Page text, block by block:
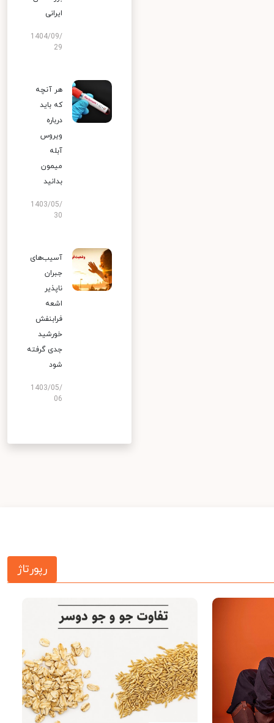
ایرانی
1404/09/
29
هر آنچه
که باید
درباره
ویروس
آبله
میمون
بدانید
1403/05/
30
آسیب‌های
جبران
ناپذیر
اشعه
فرابنفش
خورشید
جدی گرفته
شود
1403/05/
06
رپورتاژ